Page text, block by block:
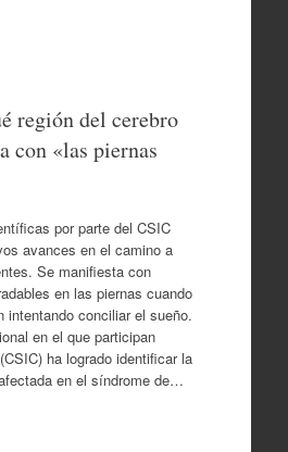
región del cerebro
con «las piernas
por parte del CSIC
avances en el camino a
Se manifiesta con
en las piernas cuando
intentando conciliar el sueño.
en el que participan
ha logrado identificar la
en el síndrome de…